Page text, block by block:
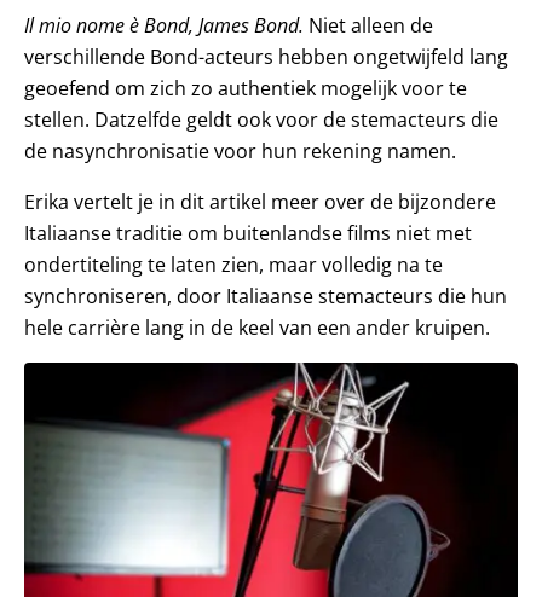
Il mio nome è Bond, James Bond. Niet alleen de
verschillende Bond-acteurs hebben ongetwijfeld lang
geoefend om zich zo authentiek mogelijk voor te
stellen. Datzelfde geldt ook voor de stemacteurs die
de nasynchronisatie voor hun rekening namen.
Erika vertelt je in dit artikel meer over de bijzondere
Italiaanse traditie om buitenlandse films niet met
ondertiteling te laten zien, maar volledig na te
synchroniseren, door Italiaanse stemacteurs die hun
hele carrière lang in de keel van een ander kruipen.